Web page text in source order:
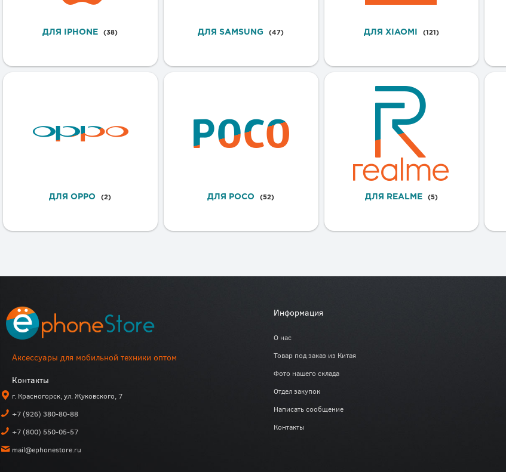
ДЛЯ IPHONE (38) ДЛЯ SAMSUNG (47) ДЛЯ XIAOMI (121)
ДЛЯ OPPO (2) ДЛЯ POCO (52) ДЛЯ REALME (5)
Аксессуары для мобильной техники оптом
Контакты
г. Красногорск, ул. Жуковского, 7
+7 (926) 380-80-88
+7 (800) 550-05-57
mail@ephonestore.ru
Информация
О нас
Товар под заказ из Китая
Фото нашего склада
Отдел закупок
Написать сообщение
Контакты